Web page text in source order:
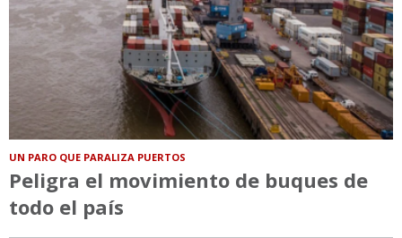
UN PARO QUE PARALIZA PUERTOS
Peligra el movimiento de buques de
todo el país